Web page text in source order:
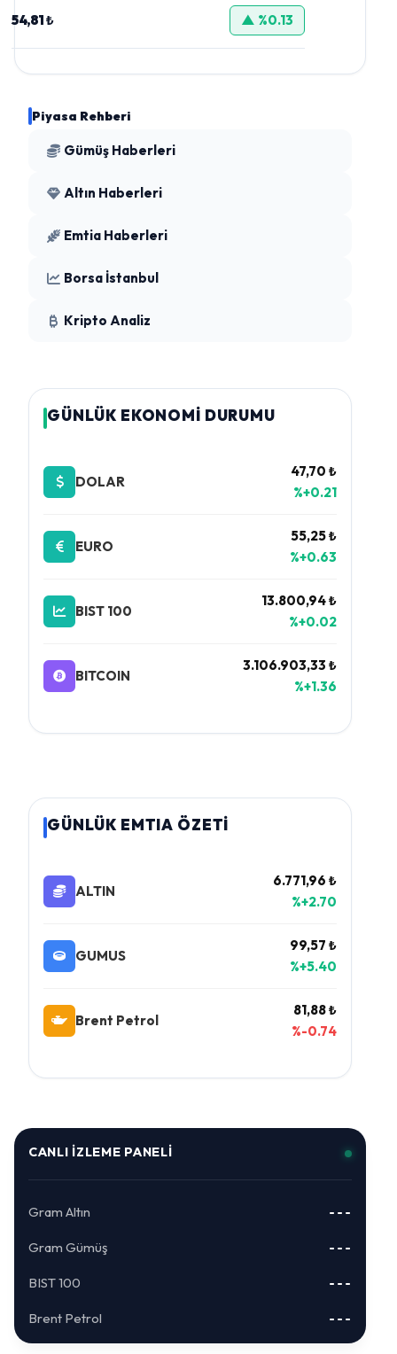
54,81 ₺ ▲ %0.13
Piyasa Rehberi
Gümüş Haberleri
Altın Haberleri
Emtia Haberleri
Borsa İstanbul
Kripto Analiz
GÜNLÜK EKONOMİ DURUMU
DOLAR
47,70 ₺
%+0.21
EURO
55,25 ₺
%+0.63
BIST 100
13.800,94 ₺
%+0.02
BITCOIN
3.106.903,33 ₺
%+1.36
GÜNLÜK EMTIA ÖZETİ
ALTIN
6.771,96 ₺
%+2.70
GUMUS
99,57 ₺
%+5.40
Brent Petrol
81,88 ₺
%-0.74
CANLI İZLEME PANELI
Gram Altın ---
Gram Gümüş ---
BIST 100 ---
Brent Petrol ---